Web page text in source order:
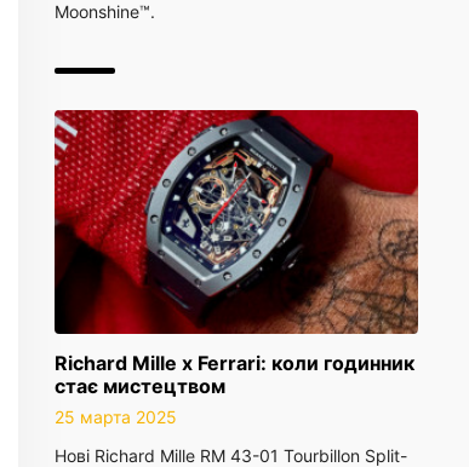
Moonshine™.
Richard Mille x Ferrari: коли годинник
стає мистецтвом
25 марта 2025
Нові Richard Mille RM 43-01 Tourbillon Split-